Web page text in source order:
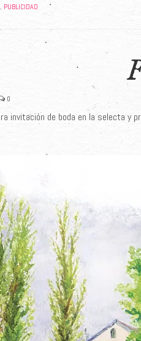
, PUBLICIDAD
0
invitación de boda en la selecta y